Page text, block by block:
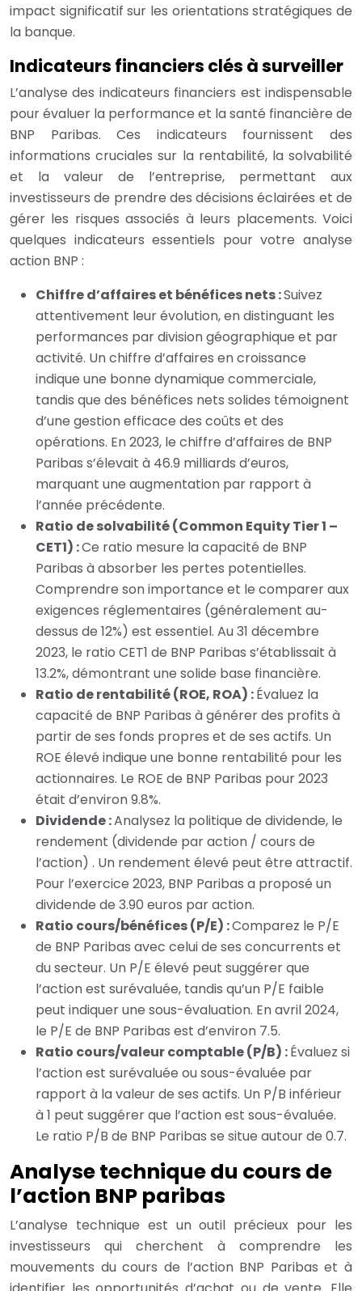
impact significatif sur les orientations stratégiques de
la banque.
Indicateurs financiers clés à surveiller
L’analyse des indicateurs financiers est indispensable
pour évaluer la performance et la santé financière de
BNP Paribas. Ces indicateurs fournissent des
informations cruciales sur la rentabilité, la solvabilité
et la valeur de l’entreprise, permettant aux
investisseurs de prendre des décisions éclairées et de
gérer les risques associés à leurs placements. Voici
quelques indicateurs essentiels pour votre analyse
action BNP :
Chiffre d’affaires et bénéfices nets :Suivez
attentivement leur évolution, en distinguant les
performances par division géographique et par
activité. Un chiffre d’affaires en croissance
indique une bonne dynamique commerciale,
tandis que des bénéfices nets solides témoignent
d’une gestion efficace des coûts et des
opérations. En 2023, le chiffre d’affaires de BNP
Paribas s’élevait à 46.9 milliards d’euros,
marquant une augmentation par rapport à
l’année précédente.
Ratio de solvabilité (Common Equity Tier 1 –
CET1) :Ce ratio mesure la capacité de BNP
Paribas à absorber les pertes potentielles.
Comprendre son importance et le comparer aux
exigences réglementaires (généralement au-
dessus de 12%) est essentiel. Au 31 décembre
2023, le ratio CET1 de BNP Paribas s’établissait à
13.2%, démontrant une solide base financière.
Ratio de rentabilité (ROE, ROA) :Évaluez la
capacité de BNP Paribas à générer des profits à
partir de ses fonds propres et de ses actifs. Un
ROE élevé indique une bonne rentabilité pour les
actionnaires. Le ROE de BNP Paribas pour 2023
était d’environ 9.8%.
Dividende :Analysez la politique de dividende, le
rendement (dividende par action / cours de
l’action) . Un rendement élevé peut être attractif.
Pour l’exercice 2023, BNP Paribas a proposé un
dividende de 3.90 euros par action.
Ratio cours/bénéfices (P/E) :Comparez le P/E
de BNP Paribas avec celui de ses concurrents et
du secteur. Un P/E élevé peut suggérer que
l’action est surévaluée, tandis qu’un P/E faible
peut indiquer une sous-évaluation. En avril 2024,
le P/E de BNP Paribas est d’environ 7.5.
Ratio cours/valeur comptable (P/B) :Évaluez si
l’action est surévaluée ou sous-évaluée par
rapport à la valeur de ses actifs. Un P/B inférieur
à 1 peut suggérer que l’action est sous-évaluée.
Le ratio P/B de BNP Paribas se situe autour de 0.7.
Analyse technique du cours de
l’action BNP paribas
L’analyse technique est un outil précieux pour les
investisseurs qui cherchent à comprendre les
mouvements du cours de l’action BNP Paribas et à